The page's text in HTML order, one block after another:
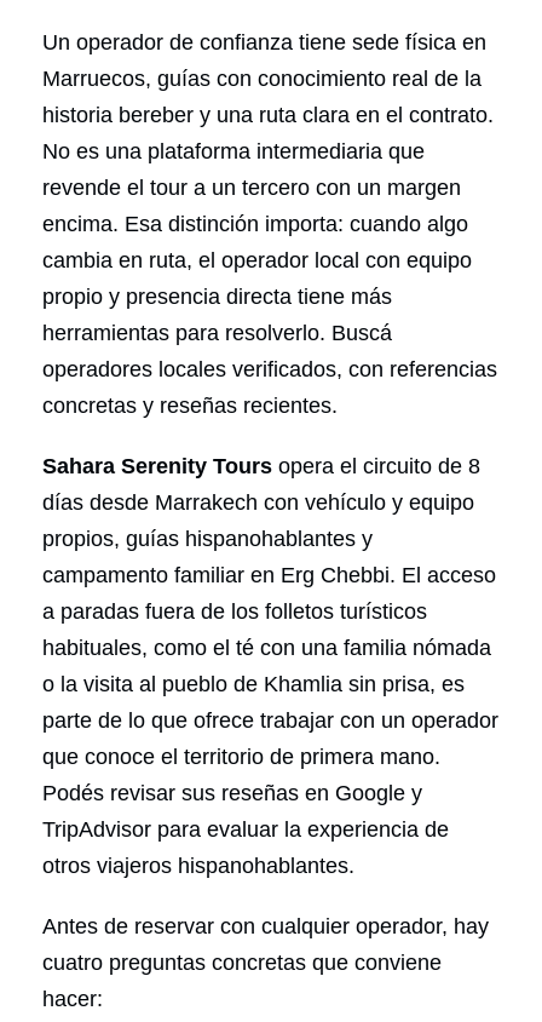
Un operador de confianza tiene sede física en
Marruecos, guías con conocimiento real de la
historia bereber y una ruta clara en el contrato.
No es una plataforma intermediaria que
revende el tour a un tercero con un margen
encima. Esa distinción importa: cuando algo
cambia en ruta, el operador local con equipo
propio y presencia directa tiene más
herramientas para resolverlo. Buscá
operadores locales verificados, con referencias
concretas y reseñas recientes.
Sahara Serenity Tours opera el circuito de 8
días desde Marrakech con vehículo y equipo
propios, guías hispanohablantes y
campamento familiar en Erg Chebbi. El acceso
a paradas fuera de los folletos turísticos
habituales, como el té con una familia nómada
o la visita al pueblo de Khamlia sin prisa, es
parte de lo que ofrece trabajar con un operador
que conoce el territorio de primera mano.
Podés revisar sus reseñas en Google y
TripAdvisor para evaluar la experiencia de
otros viajeros hispanohablantes.
Antes de reservar con cualquier operador, hay
cuatro preguntas concretas que conviene
hacer: